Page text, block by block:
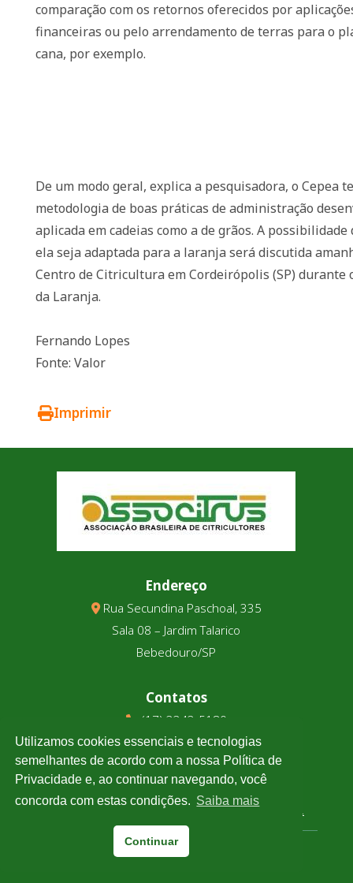
comparação com os retornos oferecidos por
financeiras ou pelo arrendamento de terras para o
cana, por exemplo.
De um modo geral, explica a pesquisadora, o Cepea
metodologia de boas práticas de administração
aplicada em cadeias como a de grãos. A possibilidade
ela seja adaptada para a laranja será discutida
Centro de Citricultura em Cordeirópolis (SP) durante
da Laranja.
Fernando Lopes
Fonte: Valor
Imprimir
Endereço
Rua Secundina Paschoal, 335
Sala 08 – Jardim Talarico
Bebedouro/SP
Contatos
(17) 3343-5180
(17) 99123-9831
Cotação
Clique e confira a cotação de todas as moedas.
Associtrus– Desenvolvido pela
Utilizamos cookies essenciais e tecnologias
semelhantes de acordo com a nossa Política de
Privacidade e, ao continuar navegando, você
concorda com estas condições. Saiba mais
Continuar